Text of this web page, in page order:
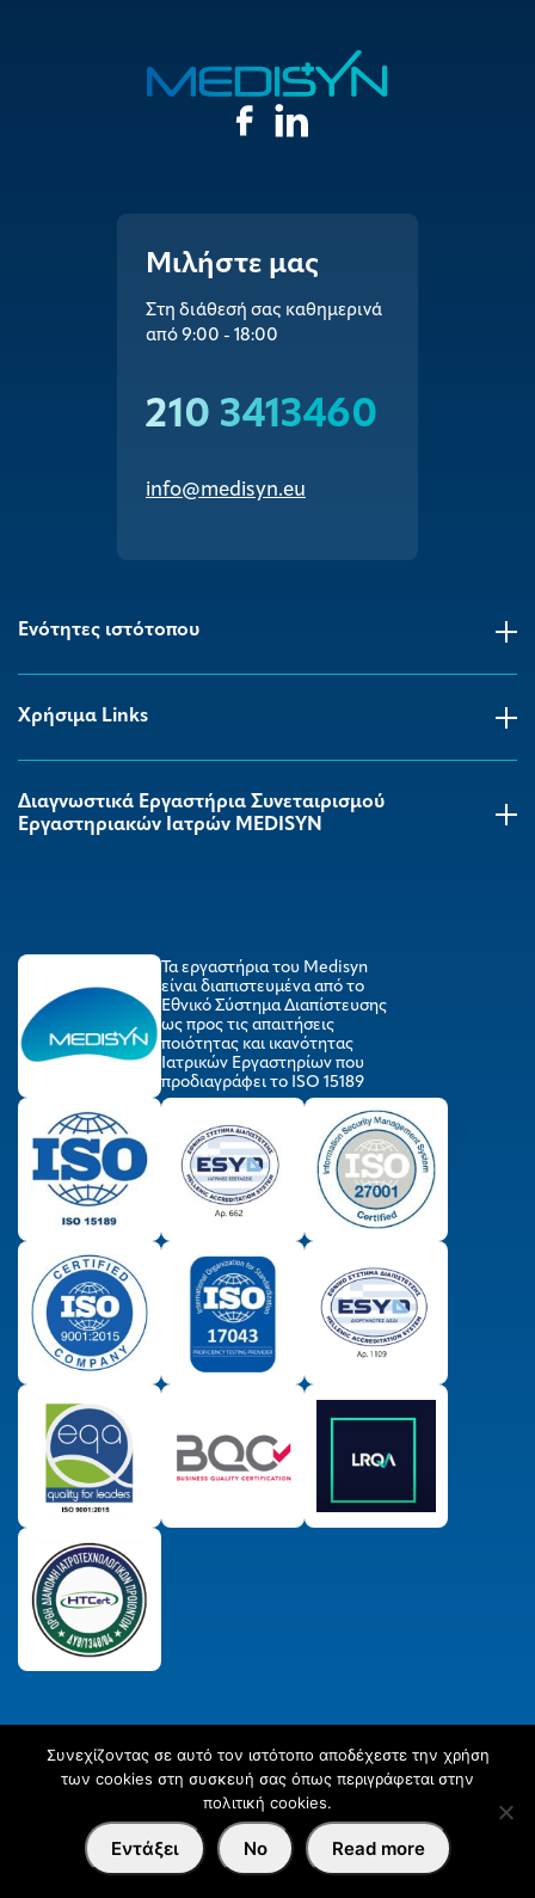
Μιλήστε μας
Στη διάθεσή σας καθημερινά
από 9:00 - 18:00
210 3413460
info@medisyn.eu
Ενότητες ιστότοπου
Χρήσιμα Links
Διαγνωστικά Εργαστήρια Συνεταιρισμού
Εργαστηριακών Ιατρών MEDISYΝ
Τα εργαστήρια του Medisyn
είναι διαπιστευμένα από το
Εθνικό Σύστημα Διαπίστευσης
ως προς τις απαιτήσεις
ποιότητας και ικανότητας
Ιατρικών Εργαστηρίων που
προδιαγράφει το ISO 15189
© 2025 Παραγωγικός & Πιστωτικός Συνεταιρισμός
Εργαστηριακών Ιατρών ΣΥΝ. ΠΕ.
All Rights Reserved
Created
Συνεχίζοντας σε αυτό τον ιστότοπο αποδέχεστε την χρήση
των cookies στη συσκευή σας όπως περιγράφεται στην
πολιτική cookies.
Εντάξει No Read more